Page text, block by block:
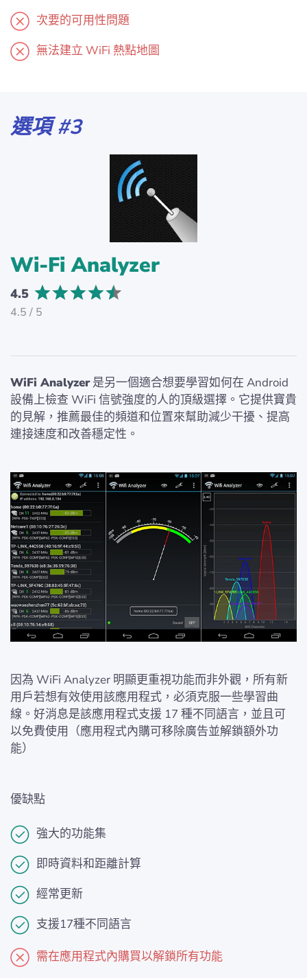
次要的可用性問題
無法建立 WiFi 熱點地圖
選項 #3
Wi-Fi Analyzer
4.5
4.5 / 5
WiFi Analyzer是另一個適合想要學習如何在 Android
設備上檢查 WiFi 信號強度的人的頂級選擇。它提供寶貴
的見解，推薦最佳的頻道和位置來幫助減少干擾、提高
連接速度和改善穩定性。
因為 WiFi Analyzer 明顯更重視功能而非外觀，所有新
用戶若想有效使用該應用程式，必須克服一些學習曲
線。好消息是該應用程式支援 17 種不同語言，並且可
以免費使用（應用程式內購可移除廣告並解鎖額外功
能）
優缺點
強大的功能集
即時資料和距離計算
經常更新
支援17種不同語言
需在應用程式內購買以解鎖所有功能